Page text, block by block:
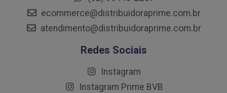
ecommerce@distribuidoraprime.com.br
atendimento@distribuidoraprime.com.br
Redes Sociais
Instagram
Instagram Prime BVB